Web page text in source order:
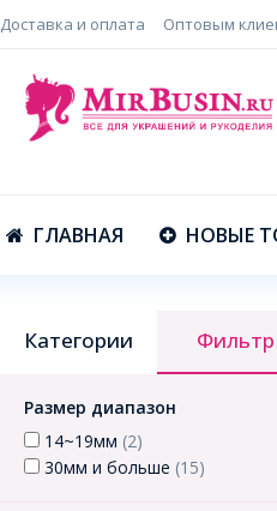
Доставка и оплата Оптовым
ГЛАВНАЯ НОВЫЕ
Категории Фильтр
Размер диапазон
14~19мм (2)
30мм и больше (15)